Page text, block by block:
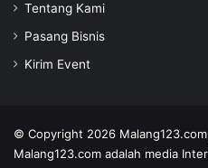
Tentang Kami
Pasang Bisnis
Kirim Event
© Copyright 2026
Malang123.com adalah media